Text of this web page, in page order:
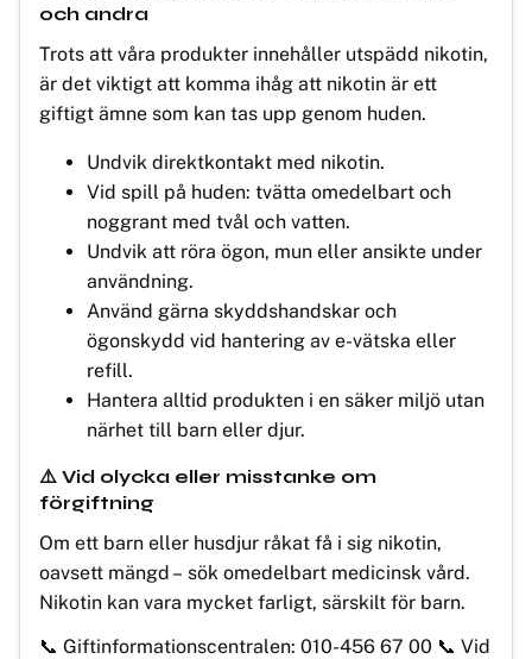
och andra
Trots att våra produkter innehåller utspädd nikotin,
är det viktigt att komma ihåg att nikotin är ett
giftigt ämne som kan tas upp genom huden.
Undvik direktkontakt med nikotin.
Vid spill på huden: tvätta omedelbart och
noggrant med tvål och vatten.
Undvik att röra ögon, mun eller ansikte under
användning.
Använd gärna skyddshandskar och
ögonskydd vid hantering av e-vätska eller
refill.
Hantera alltid produkten i en säker miljö utan
närhet till barn eller djur.
⚠️ Vid olycka eller misstanke om
förgiftning
Om ett barn eller husdjur råkat få i sig nikotin,
oavsett mängd – sök omedelbart medicinsk vård.
Nikotin kan vara mycket farligt, särskilt för barn.
📞 Giftinformationscentralen: 010-456 67 00 📞 Vid